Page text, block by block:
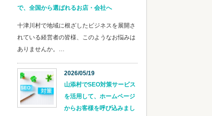
で、全国から選ばれるお店・会社へ
十津川村で地域に根ざしたビジネスを展開さ
れている経営者の皆様、このようなお悩みは
ありませんか。…
2026/05/19
山添村でSEO対策サービス
を活用して、ホームページ
からお客様を呼び込みまし